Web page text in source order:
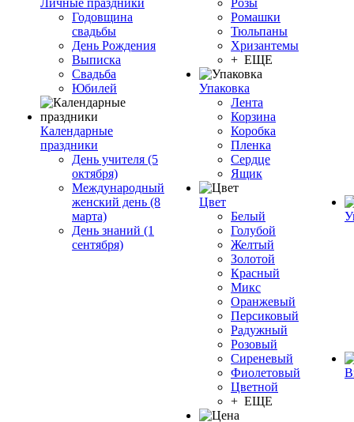
Личные праздники
Годовщина
свадьбы
День Рождения
Выписка
Свадьба
Юбилей
Календарные
праздники
День учителя (5
октября)
Международный
женский день (8
марта)
День знаний (1
сентября)
Розы
Ромашки
Тюльпаны
Хризантемы
+ ЕЩЕ
Упаковка
Лента
Корзина
Коробка
Пленка
Сердце
Ящик
Цвет
Белый
Голубой
Желтый
Золотой
Красный
Микс
Оранжевый
Персиковый
Радужный
Розовый
Сиреневый
Фиолетовый
Цветной
+ ЕЩЕ